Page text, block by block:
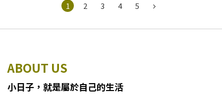
1 2 3 4 5
ABOUT US
小日子 ， 就是屬於自己的生活